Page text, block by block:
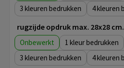
3
4
rugzijde opdruk max. 28x28 cm.
Onbewerkt 1
3
4